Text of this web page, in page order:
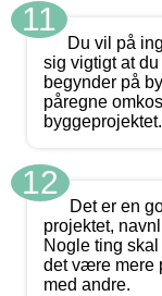
11
Du vil på
sig vigtigt at
begynder på
påregne
byggeprojektet.
12
Det er en
projektet,
Nogle ting
det være mere
med andre.